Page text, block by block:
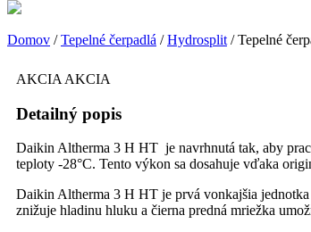
Domov /Tepelné čerpadlá /Hydrosplit /Tepelné
AKCIA AKCIA
Detailný popis
Daikin Altherma 3 H HT je navrhnutá tak, aby
teploty -28°C. Tento výkon sa dosahuje vďaka
Daikin Altherma 3 H HT je prvá vonkajšia
znižuje hladinu hluku a čierna predná mriežka